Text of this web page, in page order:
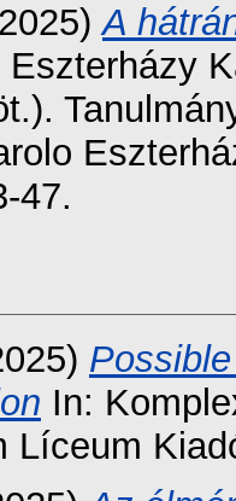
A
47.
In:
Líceum